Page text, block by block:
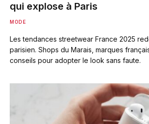
qui explose à Paris
MODE
Les tendances streetwear France 2025
parisien. Shops du Marais, marques
conseils pour adopter le look sans faute.